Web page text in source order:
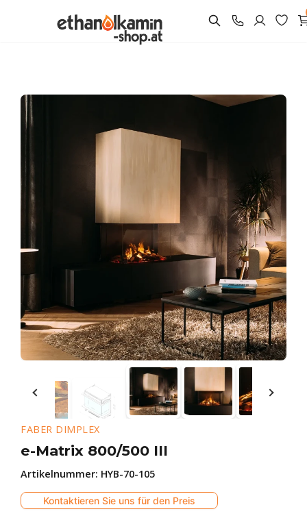
FABER DIMPLEX
e-Matrix 800/500 III
Artikelnummer: HYB-70-105
Kontaktieren Sie uns für den Preis